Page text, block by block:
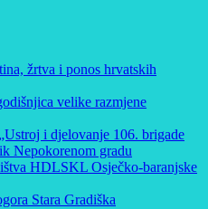
žrtva i ponos hrvatskih
velike razmjene
i djelovanje 106. brigade
Nepokorenom gradu
HDLSKL Osječko-baranjske
Stara Gradiška